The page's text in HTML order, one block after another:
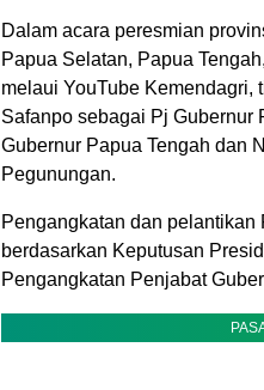
Dalam acara peresmian
Papua Selatan, Papua
melaui YouTube Kemendagri,
Safanpo sebagai Pj Gubernur
Gubernur Papua Tengah dan
Pegunungan.
Pengangkatan dan
berdasarkan Keputusan
Pengangkatan Penjabat